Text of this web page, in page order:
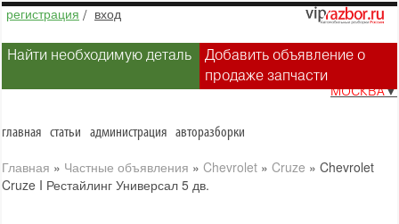
регистрация / вход
Найти необходимую деталь
Добавить объявление о
продаже запчасти
МОСКВА▼
главная статьи администрация авторазборки
Главная » Частные объявления » Chevrolet » Cruze » Chevrolet
Cruze I Рестайлинг Универсал 5 дв.